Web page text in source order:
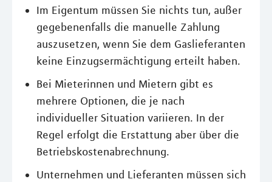
Im Eigentum müssen Sie nichts tun, außer
gegebenenfalls die manuelle Zahlung
auszusetzen, wenn Sie dem Gaslieferanten
keine Einzugsermächtigung erteilt haben.
Bei Mieterinnen und Mietern gibt es
mehrere Optionen, die je nach
individueller Situation variieren. In der
Regel erfolgt die Erstattung aber über die
Betriebskostenabrechnung.
Unternehmen und Lieferanten müssen sich